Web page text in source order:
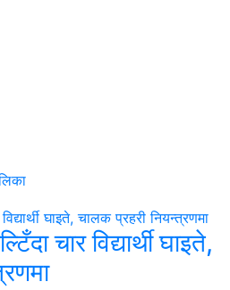
चार विद्यार्थी घाइते,